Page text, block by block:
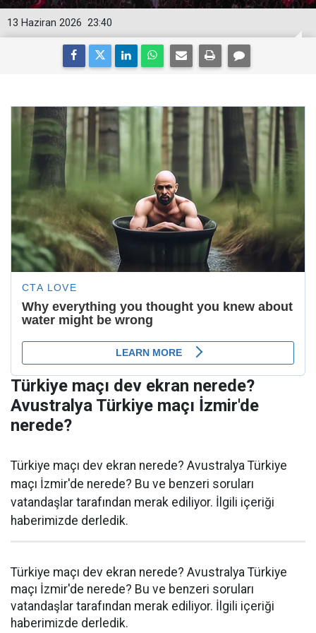
23:40
13 Haziran 2026
Türkiye maçı dev ekran nerede?
Avustralya Türkiye maçı İzmir'de
nerede?
Türkiye maçı dev ekran nerede? Avustralya Türkiye
maçı İzmir'de nerede? Bu ve benzeri soruları
vatandaşlar tarafından merak ediliyor. İlgili içeriği
haberimizde derledik.
Türkiye maçı dev ekran nerede? Avustralya Türkiye
maçı İzmir'de nerede? Bu ve benzeri soruları
vatandaşlar tarafından merak ediliyor. İlgili içeriği
haberimizde derledik.